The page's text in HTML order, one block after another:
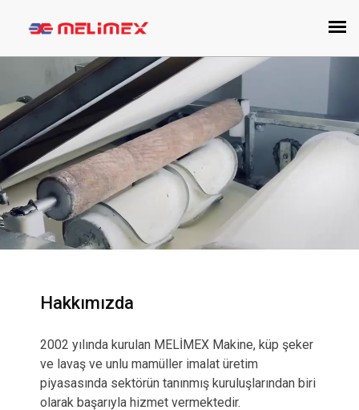
Hakkımızda
2002 yılında kurulan MELİMEX Makine, küp şeker
ve lavaş ve unlu mamüller imalat üretim
piyasasında sektörün tanınmış kuruluşlarından biri
olarak başarıyla hizmet vermektedir.